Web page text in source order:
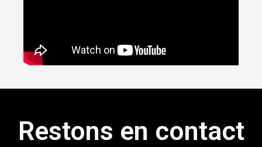
Restons en contact